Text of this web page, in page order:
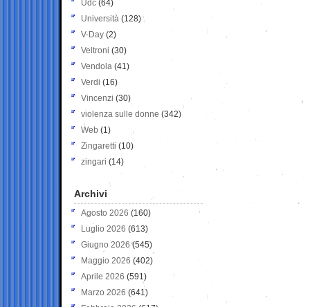
Udc (64)
Università (128)
V-Day (2)
Veltroni (30)
Vendola (41)
Verdi (16)
Vincenzi (30)
violenza sulle donne (342)
Web (1)
Zingaretti (10)
zingari (14)
Archivi
Agosto 2026 (160)
Luglio 2026 (613)
Giugno 2026 (545)
Maggio 2026 (402)
Aprile 2026 (591)
Marzo 2026 (641)